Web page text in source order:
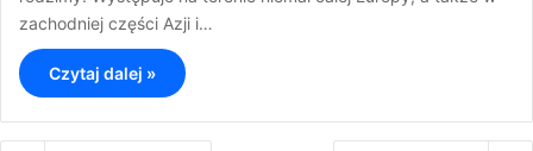
zachodniej części Azji i…
Czytaj dalej »